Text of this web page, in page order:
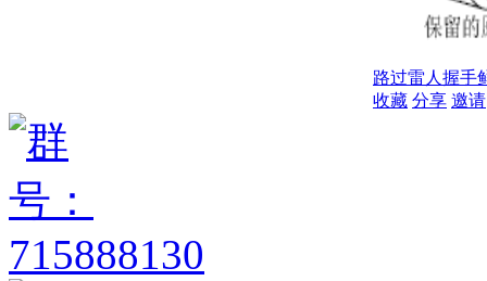
路过雷人 握手
收藏 分享 邀请